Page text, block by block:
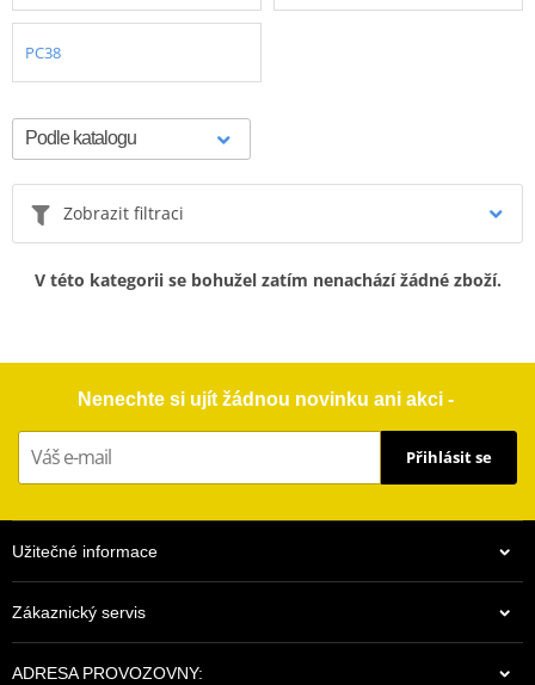
PC38
Zobrazit filtraci
V této kategorii se bohužel zatím nenachází žádné zboží.
Nenechte si ujít žádnou novinku ani akci -
Přihlásit se
Užitečné informace
Zákaznický servis
ADRESA PROVOZOVNY: